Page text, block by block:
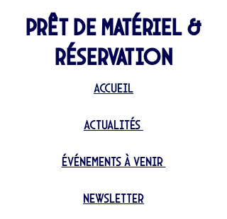
Prêt de matériel &
réservation
Accueil
Actualités
événements à venir
Newsletter